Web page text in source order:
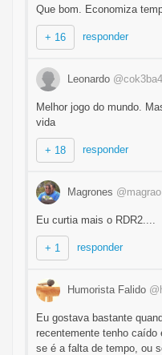
Que bom. Economiza
+ 16 responder
Leonardo
Melhor jogo do mundo.
vida
+ 18 responder
Magrones @magrao
Eu curtia mais o RDR2....
+ 1 responder
Humorista Falido
Eu gostava bastante
recentemente tenho caído
se é a falta de tempo, ou